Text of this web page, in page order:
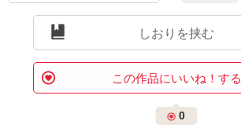
しおりを挟む
この作品にいいね！する
0